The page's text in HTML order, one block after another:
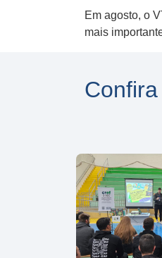
Em agosto, o
mais